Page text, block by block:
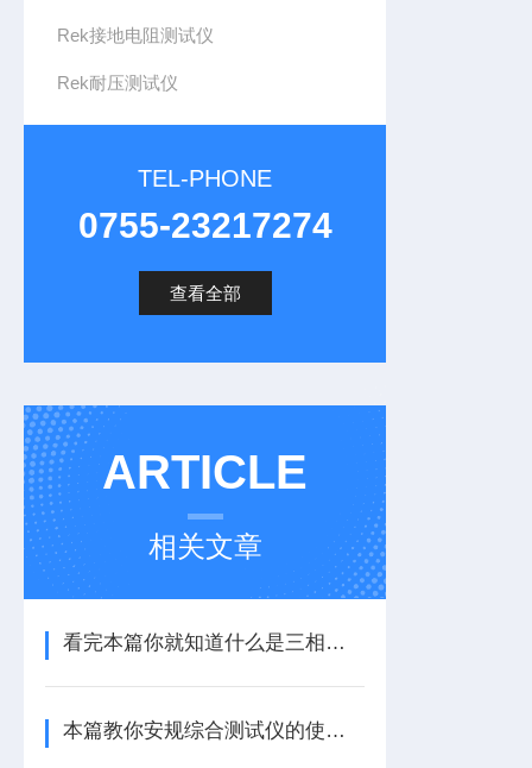
Rek接地电阻测试仪
Rek耐压测试仪
TEL-PHONE
0755-23217274
查看全部
ARTICLE
相关文章
看完本篇你就知道什么是三相功率分析仪了
本篇教你安规综合测试仪的使用注意事项